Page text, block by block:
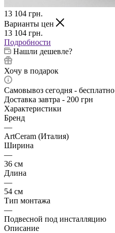
13 104 грн.
Варианты цен
13 104 грн.
Подробности
Нашли дешевле?
Хочу в подарок
Самовывоз сегодня - бесплатно
Доставка завтра - 200 грн
Характеристики
Бренд
—
ArtCeram (Италия)
Ширина
—
36 см
Длина
—
54 см
Тип монтажа
—
Подвесной под инсталляцию
Описание